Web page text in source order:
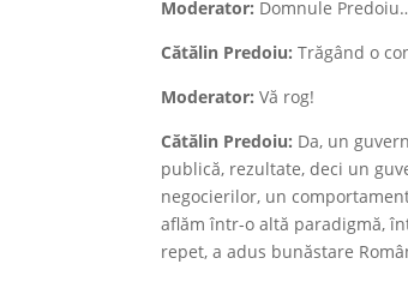
Moderator: Domnule
Cătălin Predoiu: Trăgând o
Moderator: Vă rog!
Cătălin Predoiu: Da, un
publică, rezultate, deci un
negocierilor, un
aflăm într-o altă paradigmă,
repet, a adus bunăstare